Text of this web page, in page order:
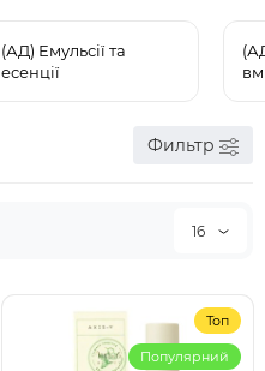
(АД) Емульсії та
есенції
Фильтр
16
Топ
Популярний